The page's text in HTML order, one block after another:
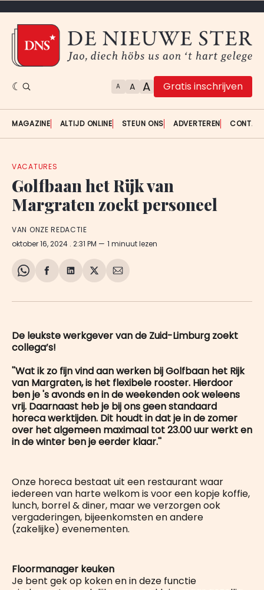
A A A Gratis inschrijven
MAGAZINE ALTIJD ONLINE STEUN ONS ADVERTEREN
VACATURES
Golfbaan het Rijk van
Margraten zoekt personeel
VAN ONZE REDACTIE
oktober 16, 2024 . 2:31 PM 1 minuut lezen
Share
WhatsApp
Delen
Facebook
Delen
LinkedIn
Share
X
Deel
E-
De leukste werkgever van de Zuid-Limburg zoekt
collega’s!
''Wat ik zo fijn vind aan werken bij Golfbaan het Rijk
van Margraten, is het flexibele rooster. Hierdoor
ben je 's avonds en in de weekenden ook weleens
vrij. Daarnaast heb je bij ons geen standaard
horeca werktijden. Dit houdt in dat je in de zomer
over het algemeen maximaal tot 23.00 uur werkt en
in de winter ben je eerder klaar.''
Onze horeca bestaat uit een restaurant waar
iedereen van harte welkom is voor een kopje koffie,
lunch, borrel & diner, maar we verzorgen ook
vergaderingen, bijeenkomsten en andere
(zakelijke) evenementen.
Floormanager keuken
Je bent gek op koken en in deze functie